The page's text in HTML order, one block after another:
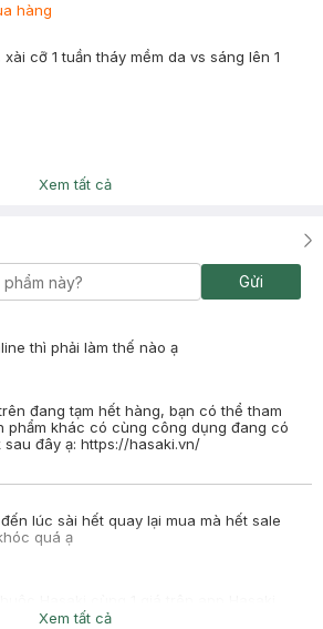
hàng
cỡ 1 tuần tháy mềm da vs sáng lên 1
Không đủ ẩm/ mềm tay
Xem tất cả
Gửi
thì phải làm thế nào ạ
đang tạm hết hàng, bạn có thể tham
phẩm khác có cùng công dụng đang có
sau đây ạ: https://hasaki.vn/
lúc sài hết quay lại mua mà hết sale
quá ạ
phẩm còn trong thời gian áp dụng deal
Xem tất cả